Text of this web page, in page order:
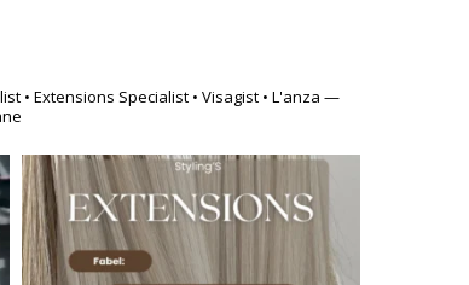
• Extensions Specialist• Visagist• L'anza —